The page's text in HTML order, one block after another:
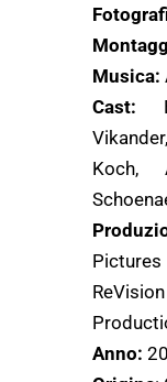
Musica:
Cast:
Koch,
Anno: